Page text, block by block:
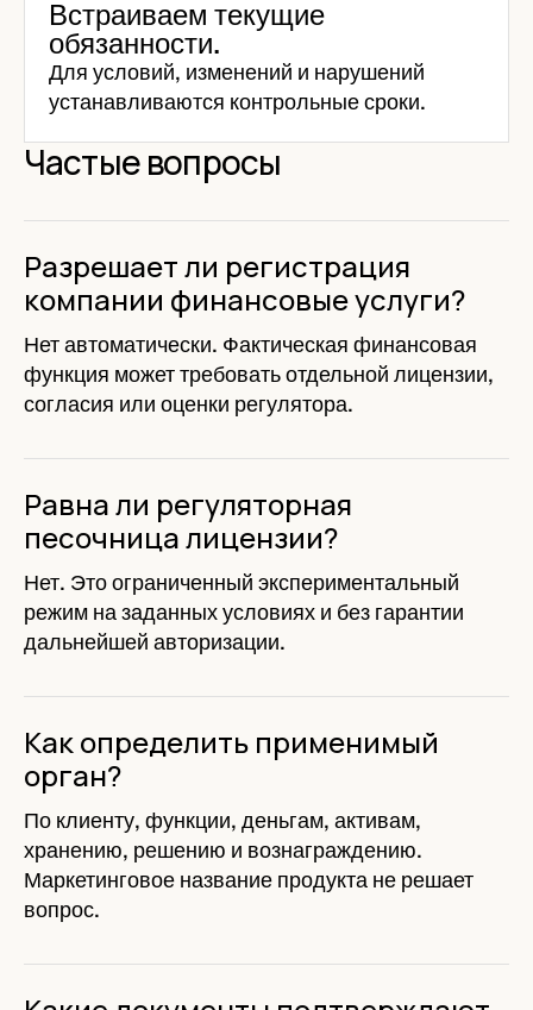
Встраиваем текущие
обязанности.
Для условий, изменений и нарушений
устанавливаются контрольные сроки.
Частые вопросы
Разрешает ли регистрация
компании финансовые услуги?
Нет автоматически. Фактическая финансовая
функция может требовать отдельной лицензии,
согласия или оценки регулятора.
Равна ли регуляторная
песочница лицензии?
Нет. Это ограниченный экспериментальный
режим на заданных условиях и без гарантии
дальнейшей авторизации.
Как определить применимый
орган?
По клиенту, функции, деньгам, активам,
хранению, решению и вознаграждению.
Маркетинговое название продукта не решает
вопрос.